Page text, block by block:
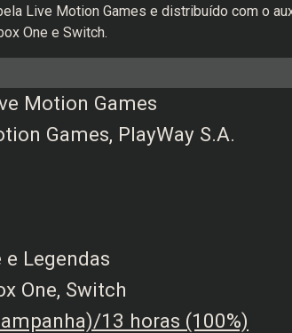
Live Motion Games e distribuído com o
One e Switch.
Motion Games
Games, PlayWay S.A.
Legendas
One, Switch
13 horas (100%)